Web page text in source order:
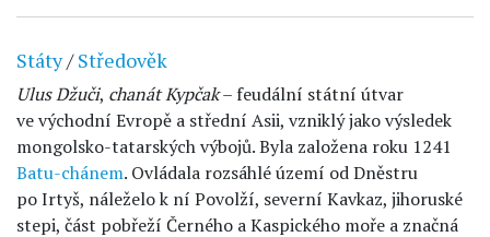
Státy/Středověk
Ulus Džuči, chanát Kypčak– feudální státní útvar
ve východní Evropě a střední Asii, vzniklý jako výsledek
mongolsko-tatarských výbojů. Byla založena roku 1241
Batu-chánem. Ovládala rozsáhlé území od Dněstru
po Irtyš, náleželo k ní Povolží, severní Kavkaz, jihoruské
stepi, část pobřeží Černého a Kaspického moře a značná